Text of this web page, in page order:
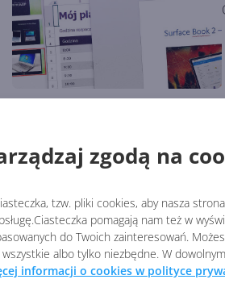
zgodą na
tzw. pliki cookies, aby nasza strona
pomagają nam też w
do Twoich zainteresowań.
albo tylko niezbędne. W
informacji o cookies w polityce